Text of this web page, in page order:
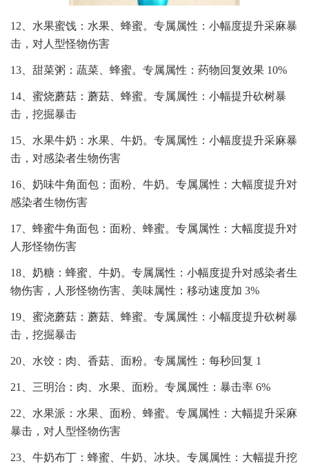
12、水果蜜饯：水果、蜂蜜。专属属性：小幅度提升采麻暴
击，对人型怪物伤害
13、甜菜粥：蔬菜、蜂蜜。专属属性：药物回复效果 10%
14、蜜烧蘑菇：蘑菇、蜂蜜。专属属性：小幅提升砍树暴
击，挖掘暴击
15、水果牛奶：水果、牛奶。专属属性：小幅度提升采麻暴
击，对感染者生物伤害
16、奶味牛角面包：面粉、牛奶。专属属性：大幅度提升对
感染者生物伤害
17、蜂蜜牛角面包：面粉、蜂蜜。专属属性：大幅度提升对
人形怪物伤害
18、奶糖：蜂蜜、牛奶。专属属性：小幅度提升对感染者生
物伤害，人形怪物伤害、美味属性：移动速度加 3%
19、蜜浇蘑菇：蘑菇、蜂蜜。专属属性：小幅度提升砍树暴
击，挖掘暴击
20、水饺：肉、香菇、面粉。专属属性：每秒回复 1
21、三明治：肉、水果、面粉。专属属性：暴击率 6%
22、水果派：水果、面粉、蜂蜜。专属属性：大幅提升采麻
暴击，对人型怪物伤害
23、牛奶布丁：蜂蜜、牛奶、冰块。专属属性：大幅提升挖